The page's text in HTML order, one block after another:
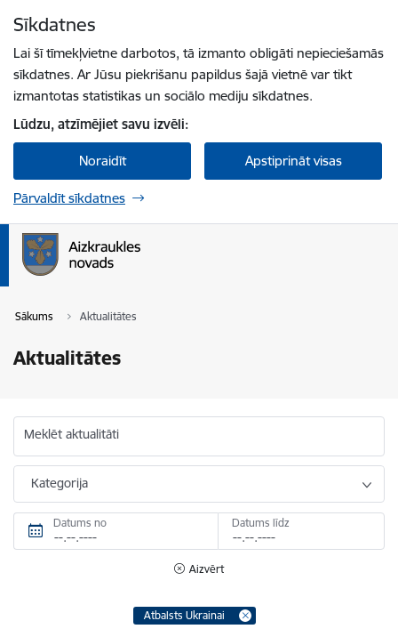
Sīkdatnes
Lai šī tīmekļvietne darbotos, tā izmanto obligāti nepieciešamās
sīkdatnes. Ar Jūsu piekrišanu papildus šajā vietnē var tikt
izmantotas statistikas un sociālo mediju sīkdatnes.
Lūdzu, atzīmējiet savu izvēli:
Noraidīt Apstiprināt visas
Pārvaldīt sīkdatnes
Sākums Aktualitātes
Aktualitātes
Meklēt aktualitāti
Kategorija
Datums no Datums līdz
Aizvērt
Atbalsts Ukrainai